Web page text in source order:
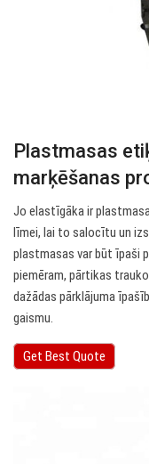
Plastmasas
marķēšanas
Jo elastīgāka ir
līmei, lai to salocītu un
plastmasas var būt īpaši
piemēram, pārtikas
dažādas pārklājuma
gaismu.
Get Best Quote